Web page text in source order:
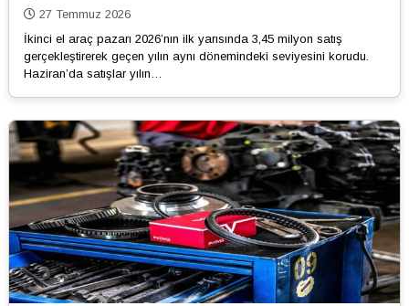
27 Temmuz 2026
İkinci el araç pazarı 2026’nın ilk yarısında 3,45 milyon satış
gerçekleştirerek geçen yılın aynı dönemindeki seviyesini korudu.
Haziran’da satışlar yılın…